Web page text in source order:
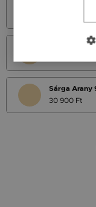
Vörös Arany
Sárga Arany
Sárga Arany
30 900 Ft